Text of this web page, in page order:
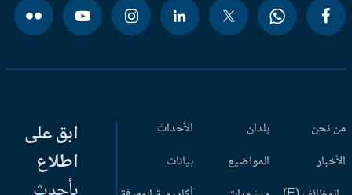
نحن
بلدان
المواضيع
الأحداث
بيانات
ابق على
اطلاع